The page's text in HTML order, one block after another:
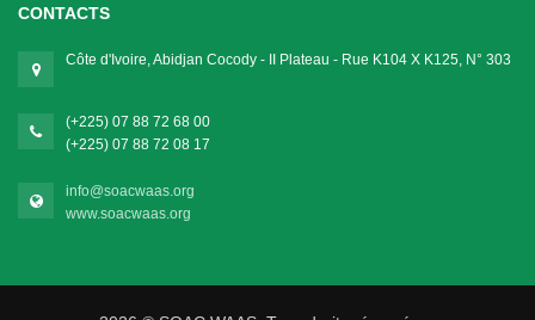
CONTACTS
Côte d'Ivoire, Abidjan Cocody - II Plateau - Rue K104 X K125, N° 303
(+225) 07 88 72 68 00
(+225) 07 88 72 08 17
info@soacwaas.org
www.soacwaas.org